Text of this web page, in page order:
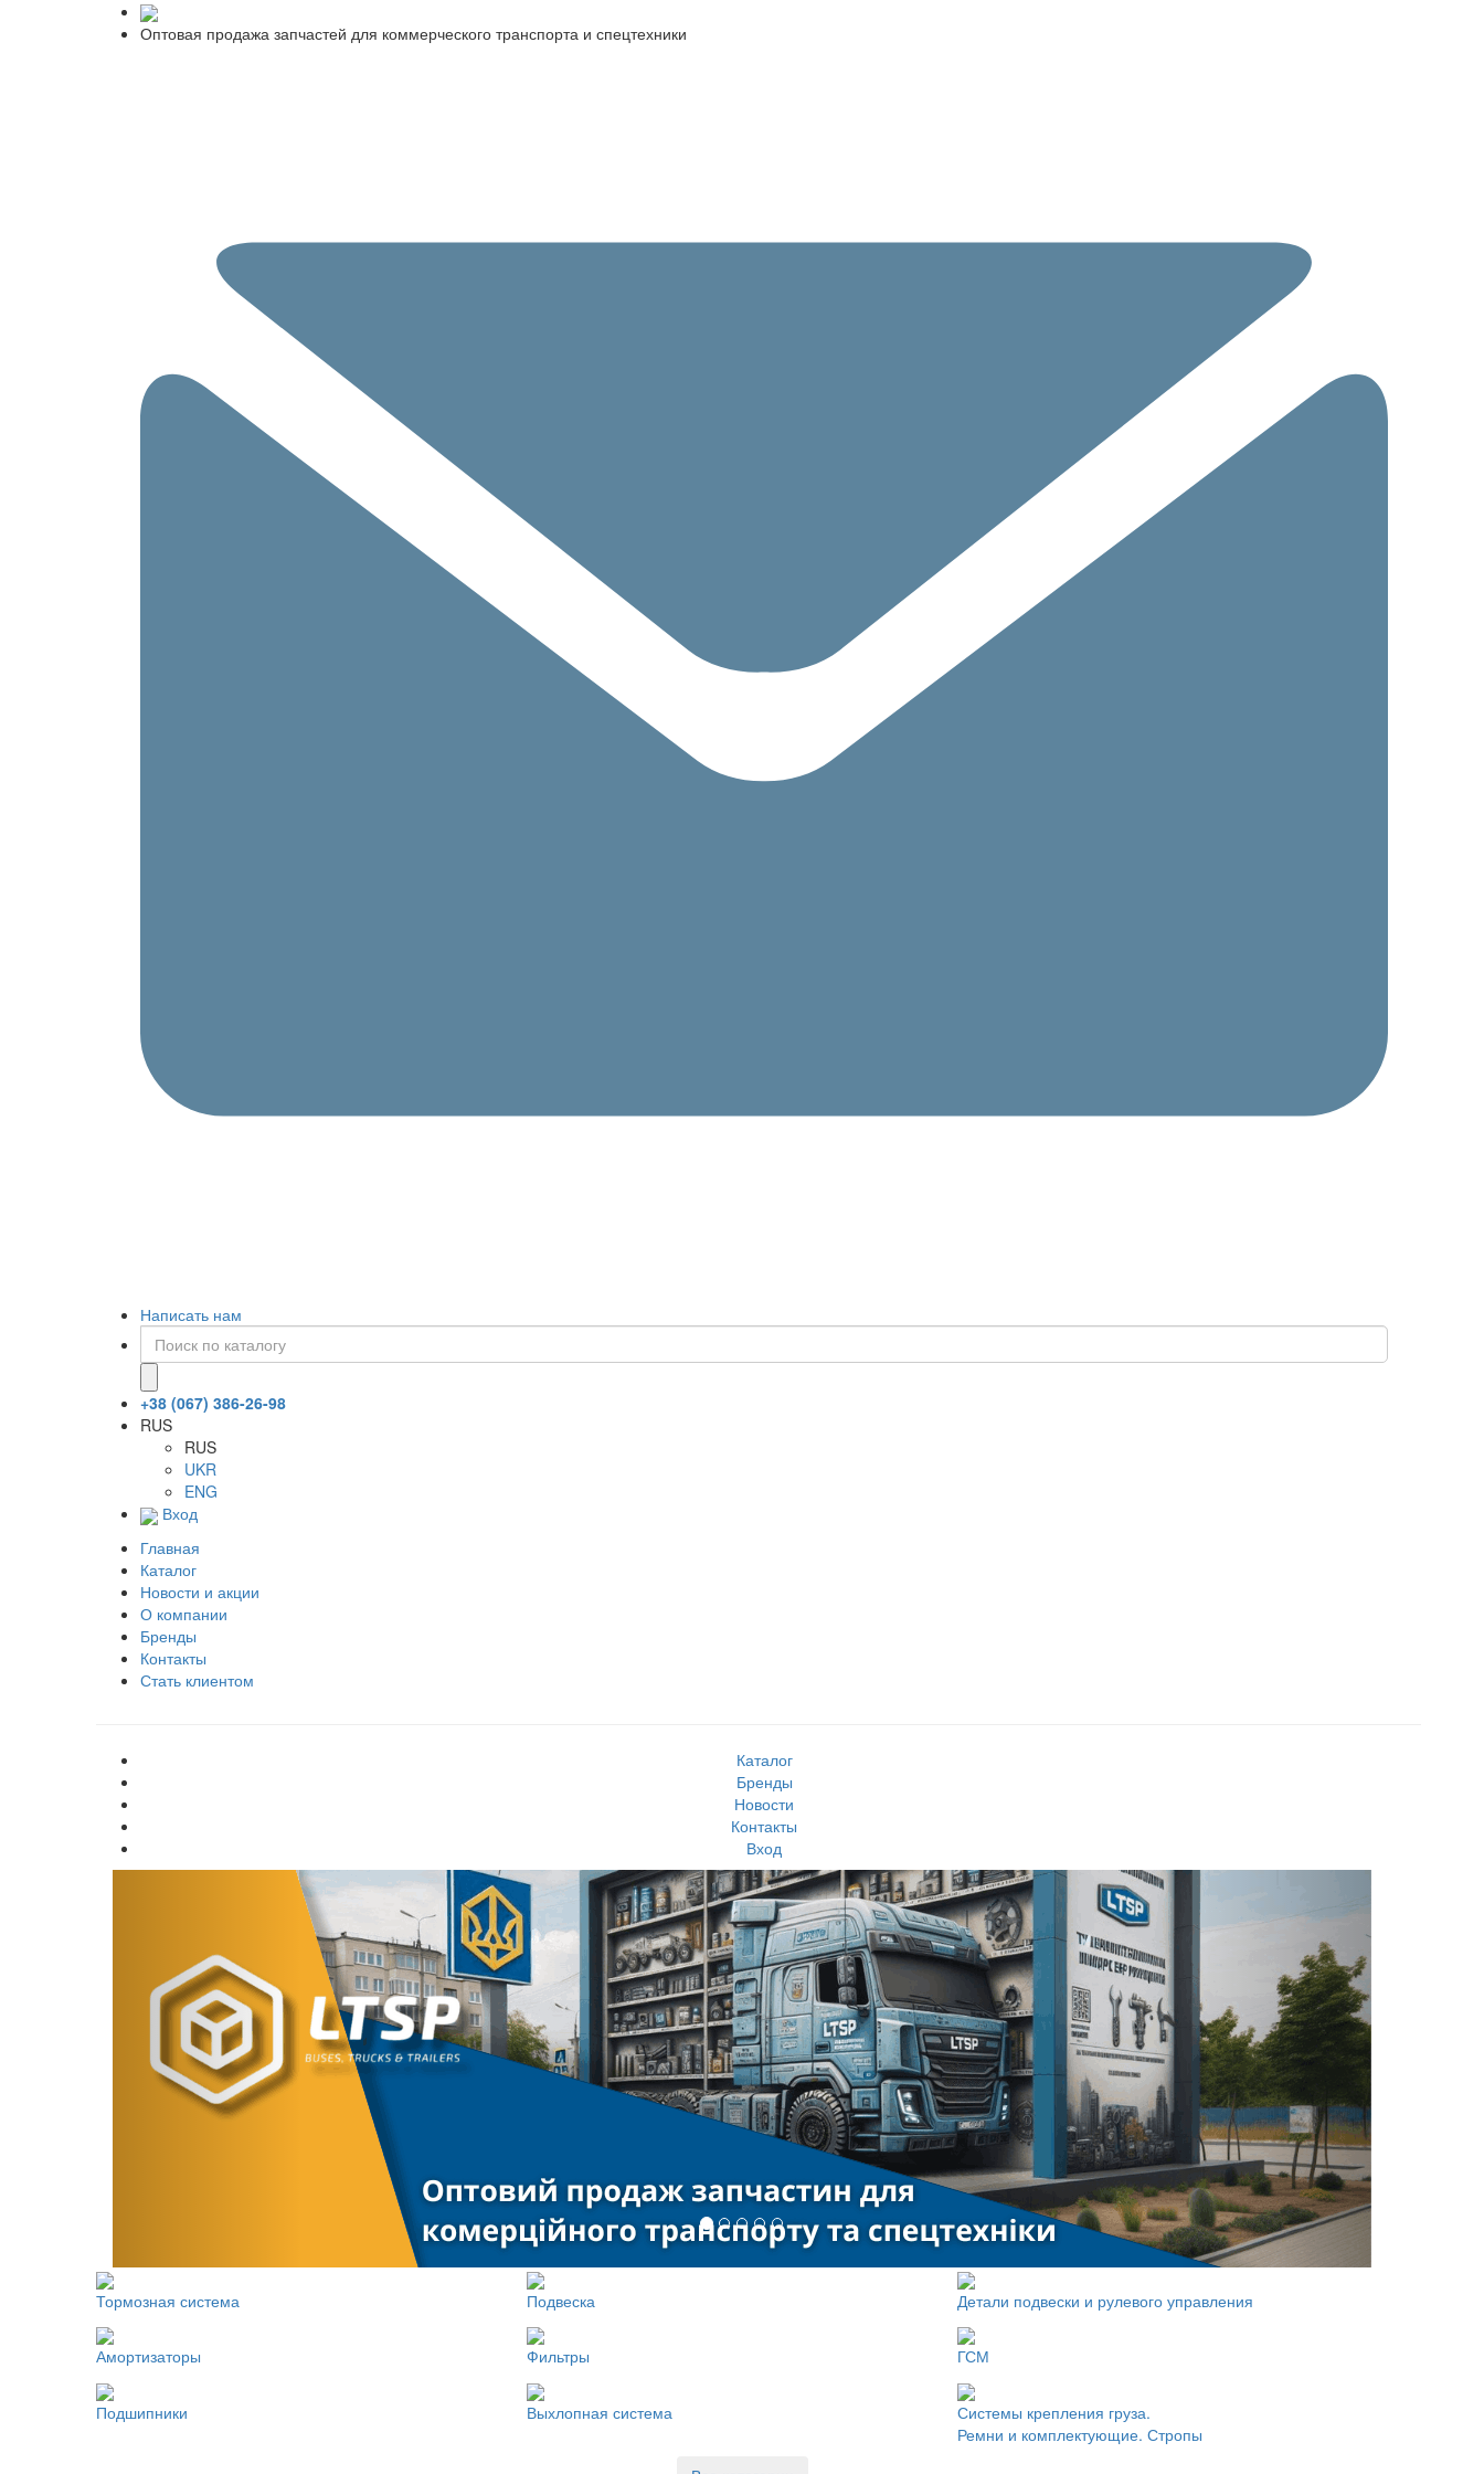
Оптовая продажа запчастей для коммерческого транспорта и спецтехники
Написать нам
+38 (067) 386-26-98
RUS
RUS
UKR
ENG
Вход
Главная
Каталог
Новости и акции
О компании
Бренды
Контакты
Стать клиентом
Каталог
Бренды
Новости
Контакты
Вход
Тормозная система
Амортизаторы
Подшипники
Подвеска
Фильтры
Выхлопная система
Детали подвески и рулевого управления
ГСМ
Системы крепления груза.
Ремни и комплектующие. Стропы